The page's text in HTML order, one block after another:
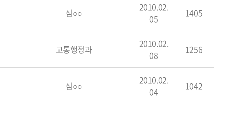
심○○
2010.02.
05
1405
교통행정과
2010.02.
08
1256
심○○
2010.02.
04
1042